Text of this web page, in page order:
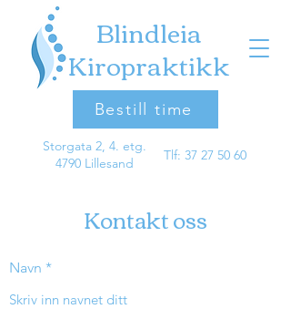
Blindleia
Kiropraktikk
Bestill time
Storgata 2, 4. etg.
4790 Lillesand
Tlf: 37 27 50 60
Kontakt oss
Navn